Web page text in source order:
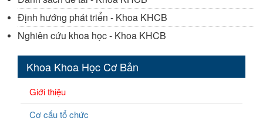
Định hướng phát triển - Khoa KHCB
Nghiên cứu khoa học - Khoa KHCB
Khoa Khoa Học Cơ Bản
Giới thiệu
Cơ cấu tổ chức